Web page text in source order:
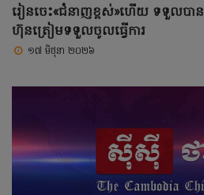
រៀនចេះ«ជំនាញខ្ពស់»ហើយ ទទួលបាន
ហ៊ុនត្រៀមទទួលចូលធ្វើការ
១៧ មិថុនា ២០២៦